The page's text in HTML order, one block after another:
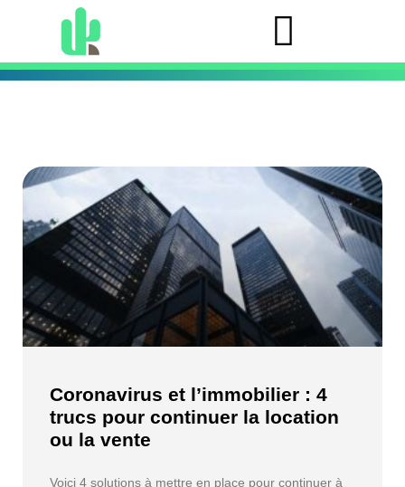
Coronavirus et l’immobilier : 4
trucs pour continuer la location
ou la vente
Voici 4 solutions à mettre en place pour continuer à